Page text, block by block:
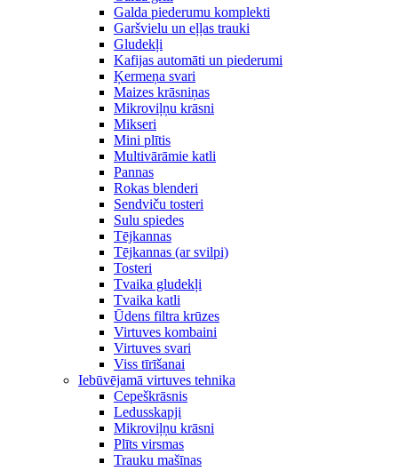
Galda piederumu komplekti
Garšvielu un eļļas trauki
Gludekļi
Kafijas automāti un piederumi
Ķermeņa svari
Maizes krāsniņas
Mikroviļņu krāsni
Mikseri
Mini plītis
Multivārāmie katli
Pannas
Rokas blenderi
Sendviču tosteri
Sulu spiedes
Tējkannas
Tējkannas (ar svilpi)
Tosteri
Tvaika gludekļi
Tvaika katli
Ūdens filtra krūzes
Virtuves kombaini
Virtuves svari
Viss tīrīšanai
Iebūvējamā virtuves tehnika
Cepeškrāsnis
Ledusskapji
Mikroviļņu krāsni
Plīts virsmas
Trauku mašīnas